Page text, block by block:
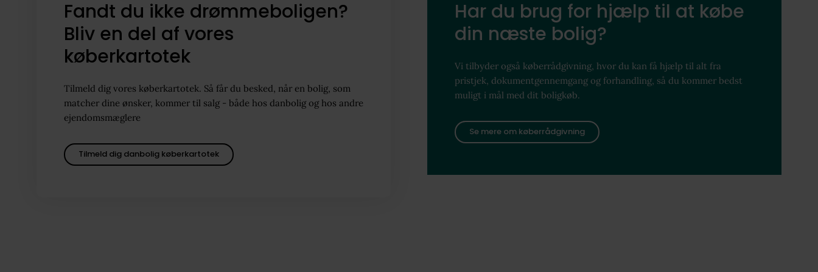
Fandt du ikke drømmeboligen?
Bliv en del af vores
køberkartotek
Tilmeld dig vores køberkartotek. Så får du besked, når en bolig, som
matcher dine ønsker, kommer til salg - både hos danbolig og hos andre
ejendomsmæglere
Tilmeld dig danbolig køberkartotek
Har du brug for hjælp til at købe
din næste bolig?
Vi tilbyder også køberrådgivning, hvor du kan få hjælp til alt fra
pristjek, dokumentgennemgang og forhandling, så du kommer bedst
muligt i mål med dit boligkøb.
Se mere om køberrådgivning